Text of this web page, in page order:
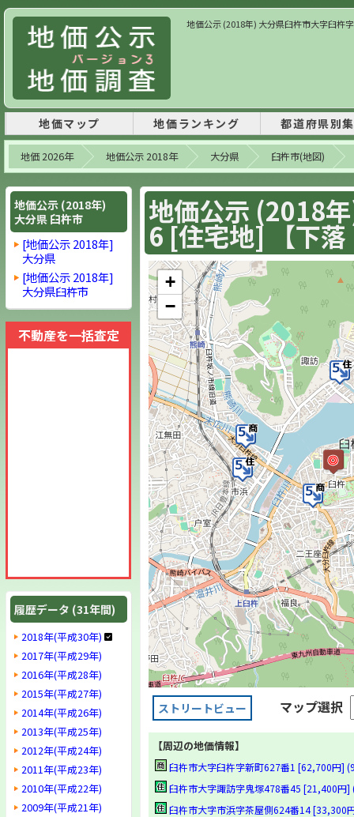
地価公示 (2018年) 大分県臼杵市大字臼杵
地価マップ 地価ランキング 都道府県別
地価 2026年 地価公示 2018年 大分県 臼杵市(地図)
地価公示 (2018
6 [住宅地] 【下
+
−
ストリートビュー マップ選択
【周辺の地価情報】
臼杵市大字臼杵字新町627番1 [62,700円]
臼杵市大字諏訪字鬼塚478番45 [21,400円]
臼杵市大字市浜字茶屋側624番14 [33,300
地価公示 (2018年)
大分県 臼杵市
[地価公示 2018年]
大分県
[地価公示 2018年]
大分県臼杵市
不動産を一括査定
履歴データ (31年間)
2018年(平成30年)
2017年(平成29年)
2016年(平成28年)
2015年(平成27年)
2014年(平成26年)
2013年(平成25年)
2012年(平成24年)
2011年(平成23年)
2010年(平成22年)
2009年(平成21年)